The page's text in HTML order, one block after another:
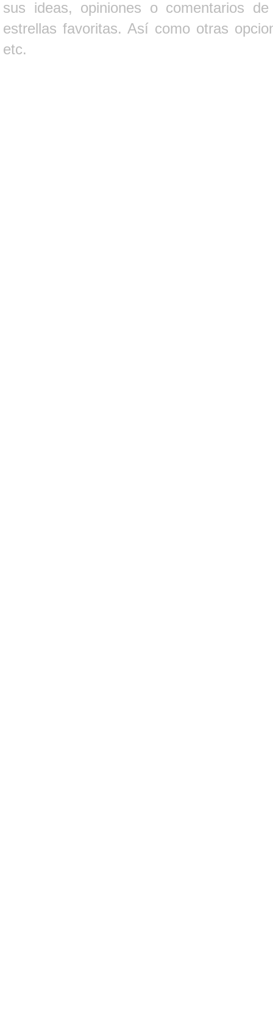
sus ideas, opiniones o comentarios
estrellas favoritas. Así como otras
etc.